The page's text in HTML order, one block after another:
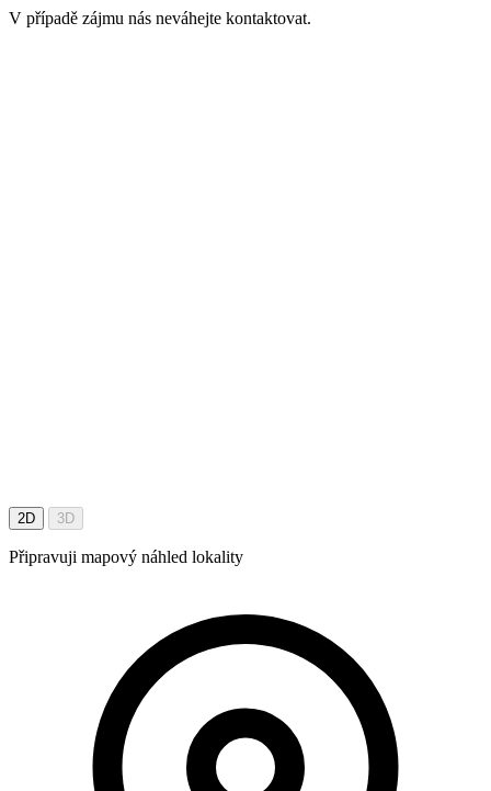
V případě zájmu nás neváhejte kontaktovat.
2D 3D
Připravuji mapový náhled lokality